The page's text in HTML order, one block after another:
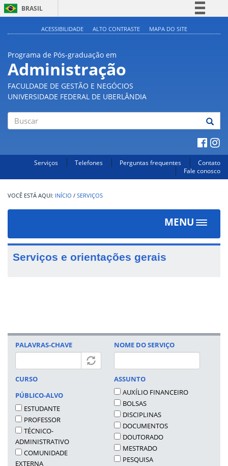
BRASIL
ACESSIBILIDADE ALTO CONTRASTE MAPA DO SITE
Programa de Pós-graduação em
Administração
FACULDADE DE GESTÃO E NEGÓCIOS
UNIVERSIDADE FEDERAL DE UBERLÂNDIA
Serviços Telefones Perguntas frequentes
Contato
Fale conosco
INÍCIO / SERVIÇOS
MENU
Toggle
Serviços e orientações gerais
Plus
One
PALAVRAS-CHAVE
CURSO
PÚBLICO-ALVO
ESTUDANTE
PROFESSOR
TÉCNICO-
ADMINISTRATIVO
COMUNIDADE
EXTERNA
NOME DO SERVIÇO
ASSUNTO
AUXÍLIO FINANCEIRO
BOLSAS
DISCIPLINAS
DOCUMENTOS
DOUTORADO
MESTRADO
PESQUISA